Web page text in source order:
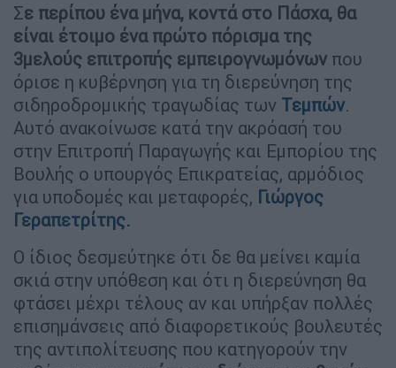
Σε περίπου ένα μήνα, κοντά στο Πάσχα, θα
είναι έτοιμο ένα πρώτο πόρισμα της
3μελούς επιτροπής εμπειρογνωμόνων που
όρισε η κυβέρνηση για τη διερεύνηση της
σιδηροδρομικής τραγωδίας των Τεμπών.
Αυτό ανακοίνωσε κατά την ακρόασή του
στην Επιτροπή Παραγωγής και Εμπορίου της
Βουλής ο υπουργός Επικρατείας, αρμόδιος
για υποδομές και μεταφορές, Γιώργος
Γεραπετρίτης.
Ο ίδιος δεσμεύτηκε ότι δε θα μείνει καμία
σκιά στην υπόθεση και ότι η διερεύνηση θα
φτάσει μέχρι τέλους αν και υπήρξαν πολλές
επισημάνσεις από διαφορετικούς βουλευτές
της αντιπολίτευσης που κατηγορούν την